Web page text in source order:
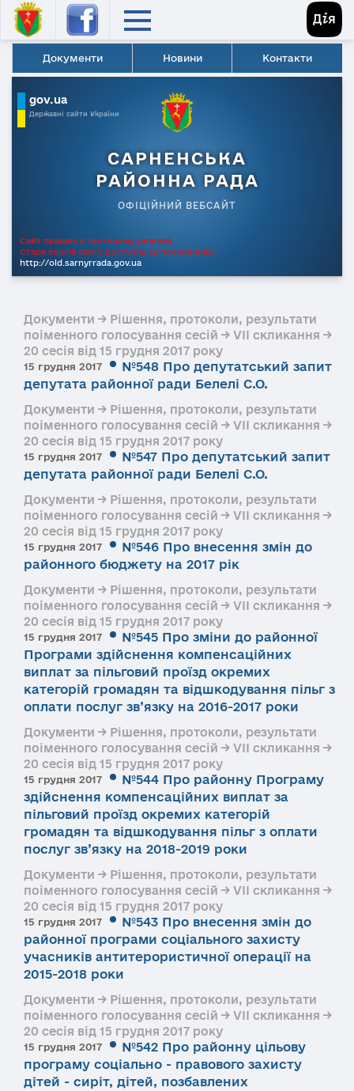
Документи Новини Контакти
gov.ua
Державні сайти України
САРНЕНСЬКА
РАЙОННА РАДА
ОФІЦІЙНИЙ ВЕБСАЙТ
Сайт працює в тестовому режимі.
Стара версія сайту доступна за посиланням
http://old.sarnyrrada.gov.ua
Документи → Рішення, протоколи, результати
поіменного голосування сесій → VII скликання →
20 сесія від 15 грудня 2017 року
15 грудня 2017
№548 Про депутатський запит
депутата районної ради Белелі С.О.
Документи → Рішення, протоколи, результати
поіменного голосування сесій → VII скликання →
20 сесія від 15 грудня 2017 року
15 грудня 2017
№547 Про депутатський запит
депутата районної ради Белелі С.О.
Документи → Рішення, протоколи, результати
поіменного голосування сесій → VII скликання →
20 сесія від 15 грудня 2017 року
15 грудня 2017
№546 Про внесення змін до
районного бюджету на 2017 рік
Документи → Рішення, протоколи, результати
поіменного голосування сесій → VII скликання →
20 сесія від 15 грудня 2017 року
15 грудня 2017
№545 Про зміни до районної
Програми здійснення компенсаційних
виплат за пільговий проїзд окремих
категорій громадян та відшкодування пільг з
оплати послуг зв’язку на 2016-2017 роки
Документи → Рішення, протоколи, результати
поіменного голосування сесій → VII скликання →
20 сесія від 15 грудня 2017 року
15 грудня 2017
№544 Про районну Програму
здійснення компенсаційних виплат за
пільговий проїзд окремих категорій
громадян та відшкодування пільг з оплати
послуг зв’язку на 2018-2019 роки
Документи → Рішення, протоколи, результати
поіменного голосування сесій → VII скликання →
20 сесія від 15 грудня 2017 року
15 грудня 2017
№543 Про внесення змін до
районної програми соціального захисту
учасників антитерористичної операції на
2015-2018 роки
Документи → Рішення, протоколи, результати
поіменного голосування сесій → VII скликання →
20 сесія від 15 грудня 2017 року
15 грудня 2017
№542 Про районну цільову
програму соціально - правового захисту
дітей - сиріт, дітей, позбавлених